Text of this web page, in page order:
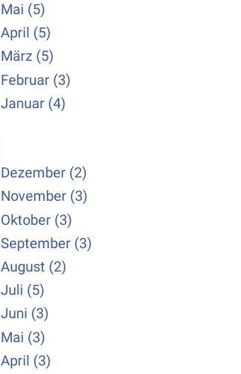
Mai (5)
April (5)
März (5)
Februar (3)
Januar (4)
Dezember (2)
November (3)
Oktober (3)
September (3)
August (2)
Juli (5)
Juni (3)
Mai (3)
April (3)